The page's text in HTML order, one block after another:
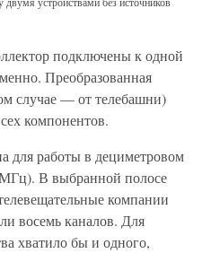
подключены к одной
Преобразованная
случае — от телебашни)
компонентов.
для работы в дециметровом
МГц). В выбранной полосе
компании
восемь каналов. Для
хватило бы и одного,